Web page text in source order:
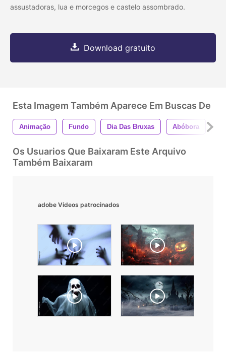
assustadoras, lua e morcegos e castelo assombrado.
Download gratuito
Esta Imagem Também Aparece Em Buscas De
Animação Fundo Dia Das Bruxas Abóbora
Os Usuarios Que Baixaram Este Arquivo
Também Baixaram
adobe Vídeos patrocinados